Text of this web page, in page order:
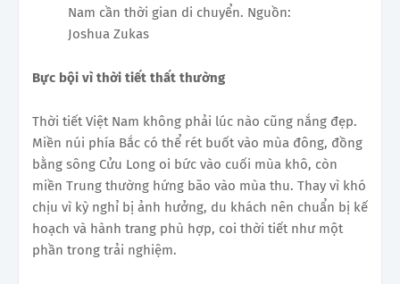
Nam cần thời gian di chuyển. Nguồn:
Joshua Zukas
Bực bội vì thời tiết thất thường
Thời tiết Việt Nam không phải lúc nào cũng nắng đẹp.
Miền núi phía Bắc có thể rét buốt vào mùa đông, đồng
bằng sông Cửu Long oi bức vào cuối mùa khô, còn
miền Trung thường hứng bão vào mùa thu. Thay vì khó
chịu vì kỳ nghỉ bị ảnh hưởng, du khách nên chuẩn bị kế
hoạch và hành trang phù hợp, coi thời tiết như một
phần trong trải nghiệm.